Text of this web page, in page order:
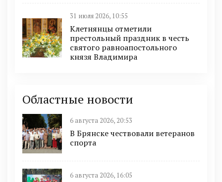
31 июля 2026, 10:55
Клетнянцы отметили
престольный праздник в честь
святого равноапостольного
князя Владимира
Областные новости
6 августа 2026, 20:53
В Брянске чествовали ветеранов
спорта
6 августа 2026, 16:05